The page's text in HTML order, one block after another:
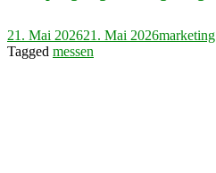
21. Mai 202621. Mai 2026marketing
Tagged messen